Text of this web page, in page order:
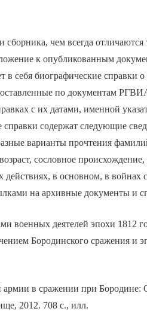
чем всегда
к опубликованным
в себя биографические
по документам
с их датами, именной
справки содержат следующие
варианты прочтения
сословное
в основном, в войнах
на архивные документы и
военных деятелей эпохи 1812
Бородинского сражения и
армии в сражении при Бородине:
2012. 708 с., илл.